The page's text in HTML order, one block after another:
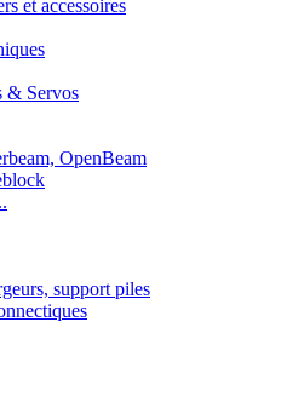
et accessoires
& Servos
OpenBeam
support piles